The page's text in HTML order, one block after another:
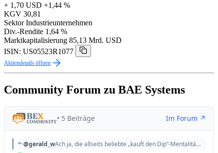
+ 1,70 USD +1,44 %
KGV 30,81
Sektor Industrieunternehmen
Div.-Rendite 1,64 %
Marktkapitalisierung 85,13 Mrd. USD
ISIN: US05523R1077
Aktiendetails öffnen
Community Forum zu BAE Systems